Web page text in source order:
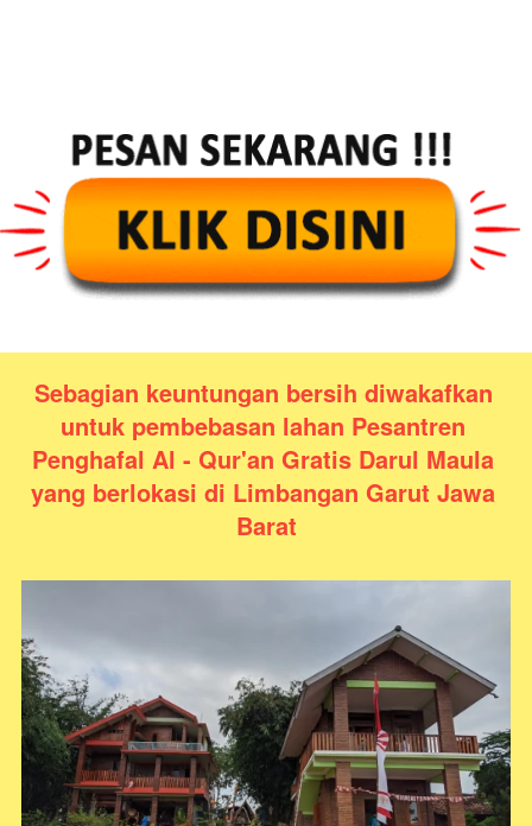
Sebagian keuntungan bersih diwakafkan
untuk pembebasan lahan Pesantren
Penghafal Al - Qur'an Gratis Darul Maula
yang berlokasi di Limbangan Garut Jawa
Barat